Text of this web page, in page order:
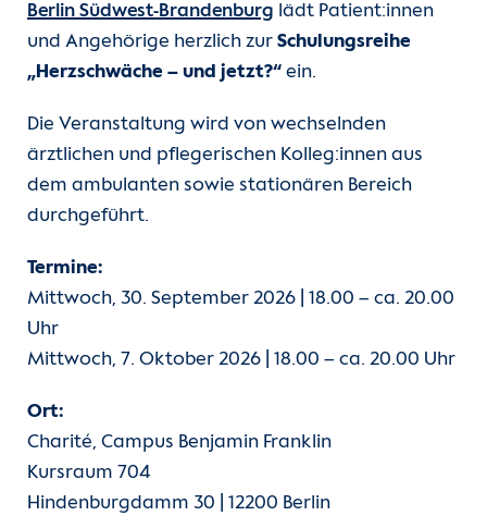
Berlin Südwest-Brandenburg lädt Patient:innen
und Angehörige herzlich zur Schulungsreihe
„Herzschwäche – und jetzt?“ ein.
Die Veranstaltung wird von wechselnden
ärztlichen und pflegerischen Kolleg:innen aus
dem ambulanten sowie stationären Bereich
durchgeführt.
Termine:
Mittwoch, 30. September 2026 | 18.00 – ca. 20.00
Uhr
Mittwoch, 7. Oktober 2026 | 18.00 – ca. 20.00 Uhr
Ort:
Charité, Campus Benjamin Franklin
Kursraum 704
Hindenburgdamm 30 | 12200 Berlin